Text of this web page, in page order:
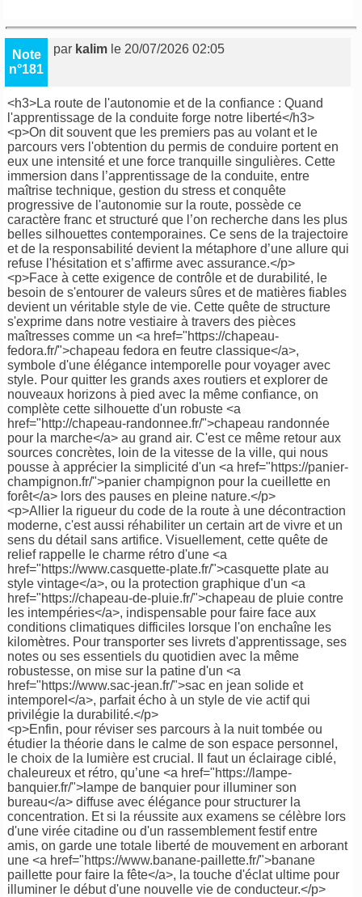
Note
n°181
par kalim le 20/07/2026 02:05
<h3>La route de l'autonomie et de la confiance : Quand
l'apprentissage de la conduite forge notre liberté</h3>
<p>On dit souvent que les premiers pas au volant et le
parcours vers l'obtention du permis de conduire portent en
eux une intensité et une force tranquille singulières. Cette
immersion dans l’apprentissage de la conduite, entre
maîtrise technique, gestion du stress et conquête
progressive de l'autonomie sur la route, possède ce
caractère franc et structuré que l’on recherche dans les plus
belles silhouettes contemporaines. Ce sens de la trajectoire
et de la responsabilité devient la métaphore d’une allure qui
refuse l'hésitation et s’affirme avec assurance.</p>
<p>Face à cette exigence de contrôle et de durabilité, le
besoin de s'entourer de valeurs sûres et de matières fiables
devient un véritable style de vie. Cette quête de structure
s'exprime dans notre vestiaire à travers des pièces
maîtresses comme un <a href="https://chapeau-
fedora.fr/">chapeau fedora en feutre classique</a>,
symbole d'une élégance intemporelle pour voyager avec
style. Pour quitter les grands axes routiers et explorer de
nouveaux horizons à pied avec la même confiance, on
complète cette silhouette d'un robuste <a
href="http://chapeau-randonnee.fr/">chapeau randonnée
pour la marche</a> au grand air. C'est ce même retour aux
sources concrètes, loin de la vitesse de la ville, qui nous
pousse à apprécier la simplicité d'un <a href="https://panier-
champignon.fr/">panier champignon pour la cueillette en
forêt</a> lors des pauses en pleine nature.</p>
<p>Allier la rigueur du code de la route à une décontraction
moderne, c'est aussi réhabiliter un certain art de vivre et un
sens du détail sans artifice. Visuellement, cette quête de
relief rappelle le charme rétro d'une <a
href="https://www.casquette-plate.fr/">casquette plate au
style vintage</a>, ou la protection graphique d'un <a
href="https://chapeau-de-pluie.fr/">chapeau de pluie contre
les intempéries</a>, indispensable pour faire face aux
conditions climatiques difficiles lorsque l'on enchaîne les
kilomètres. Pour transporter ses livrets d'apprentissage, ses
notes ou ses essentiels du quotidien avec la même
robustesse, on mise sur la patine d'un <a
href="https://www.sac-jean.fr/">sac en jean solide et
intemporel</a>, parfait écho à un style de vie actif qui
privilégie la durabilité.</p>
<p>Enfin, pour réviser ses parcours à la nuit tombée ou
étudier la théorie dans le calme de son espace personnel,
le choix de la lumière est crucial. Il faut un éclairage ciblé,
chaleureux et rétro, qu’une <a href="https://lampe-
banquier.fr/">lampe de banquier pour illuminer son
bureau</a> diffuse avec élégance pour structurer la
concentration. Et si la réussite aux examens se célèbre lors
d'une virée citadine ou d'un rassemblement festif entre
amis, on garde une totale liberté de mouvement en arborant
une <a href="https://www.banane-paillette.fr/">banane
paillette pour faire la fête</a>, la touche d'éclat ultime pour
illuminer le début d'une nouvelle vie de conducteur.</p>